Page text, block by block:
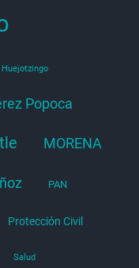
Huejotzingo
Popoca
MORENA
PAN
Protección Civil
Salud